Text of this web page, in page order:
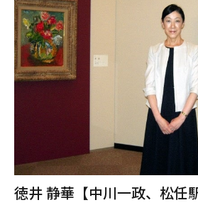
徳井 静華【中川一政、松任